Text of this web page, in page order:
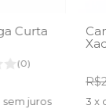
Curta
(0)
sem juros 3 x